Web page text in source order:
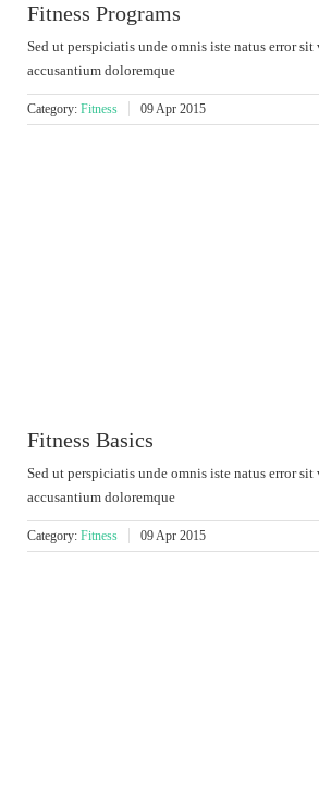
Fitness Programs
Sed ut perspiciatis unde omnis iste natus error
accusantium doloremque
Category: Fitness 09 Apr 2015
Fitness Basics
Sed ut perspiciatis unde omnis iste natus error
accusantium doloremque
Category: Fitness 09 Apr 2015